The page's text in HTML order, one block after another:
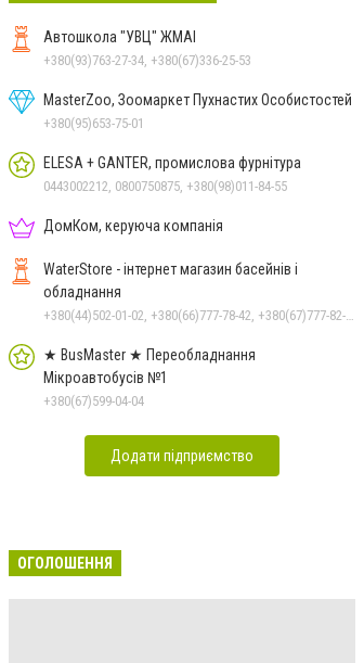
Автошкола "УВЦ" ЖМАІ
+380(93)763-27-34, +380(67)336-25-53
MasterZoo, Зоомаркет Пухнастих Особистостей
+380(95)653-75-01
ELESA + GANTER, промислова фурнітура
0443002212, 0800750875, +380(98)011-84-55
ДомКом, керуюча компанія
WaterStore - інтернет магазин басейнів і
обладнання
+380(44)502-01-02, +380(66)777-78-42, +380(67)777-82-19, +380(67)890-80-80, +380(73)890-80-80, +380(44)502-01-03
★ BusMaster ★ Переобладнання
Мікроавтобусів №1
+380(67)599-04-04
Додати підприємство
ОГОЛОШЕННЯ